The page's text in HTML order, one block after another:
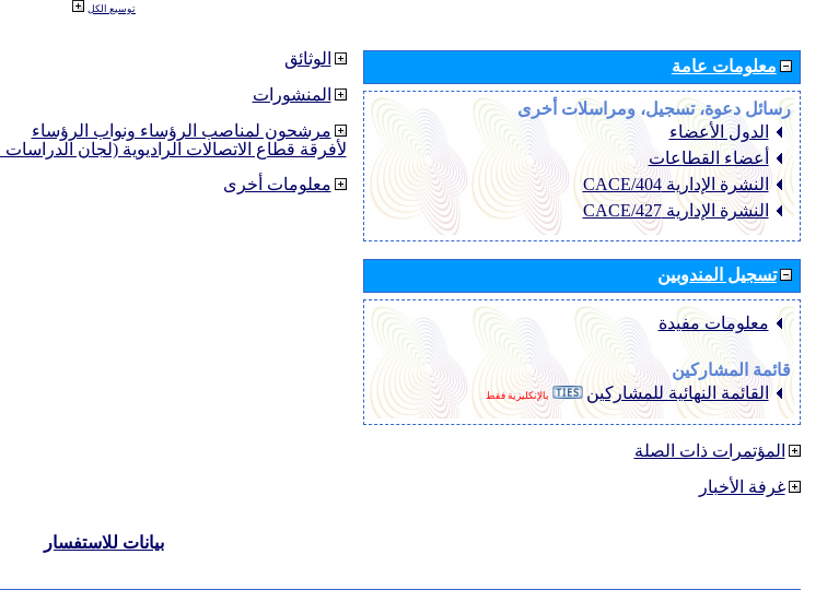
توسيع الكل
الوثائق
المنشورات
مرشحون لمناصب الرؤساء ونواب الرؤساء
لأفرقة قطاع الاتصالات الراديوية (لجان
معلومات أخرى
معلومات عامة
رسائل دعوة، تسجيل، ومراسلات أخرى
الدول الأعضاء
أعضاء القطاعات
النشرة الإدارية CACE/404
النشرة الإدارية CACE/427
تسجيل المندوبين
معلومات مفيدة
قائمة المشاركين
القائمة النهائية للمشاركين
بالإنكليزية فقط
المؤتمرات ذات الصلة
غرفة الأخبار
بيانات للاستفسار